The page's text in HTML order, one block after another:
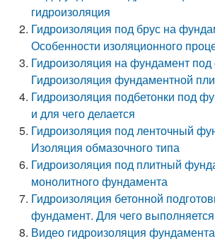
гидроизоляция
Гидроизоляция под брус на
Особенности изоляционного
Гидроизоляция на фундамент под
Гидроизоляция фундаментной
Гидроизоляция подбетонки под
и для чего делается
Гидроизоляция под ленточный
Изоляция обмазочного типа
Гидроизоляция под плитный
монолитного фундамента
Гидроизоляция бетонной
фундамент. Для чего выполняется
Видео гидроизоляция фундамента